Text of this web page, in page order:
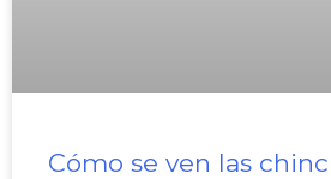
Cómo se ven las